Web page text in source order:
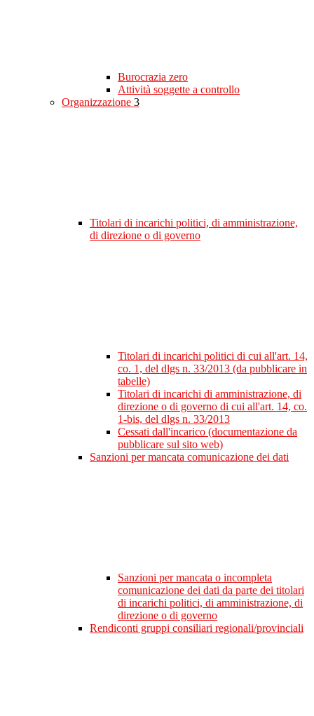
Burocrazia zero
Attività soggette a controllo
Organizzazione 3
Titolari di incarichi politici, di amministrazione,
di direzione o di governo
Titolari di incarichi politici di cui all'art. 14,
co. 1, del dlgs n. 33/2013 (da pubblicare in
tabelle)
Titolari di incarichi di amministrazione, di
direzione o di governo di cui all'art. 14, co.
1-bis, del dlgs n. 33/2013
Cessati dall'incarico (documentazione da
pubblicare sul sito web)
Sanzioni per mancata comunicazione dei dati
Sanzioni per mancata o incompleta
comunicazione dei dati da parte dei titolari
di incarichi politici, di amministrazione, di
direzione o di governo
Rendiconti gruppi consiliari regionali/provinciali